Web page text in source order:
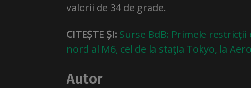
valorii de 34 de grade.
CITEȘTE ȘI: Surse BdB: Primele
nord al M6, cel de la staţia Tokyo, la
Autor